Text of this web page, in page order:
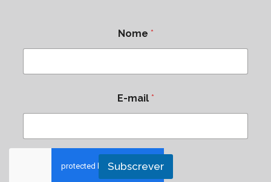
Nome *
E-mail *
Subscrever